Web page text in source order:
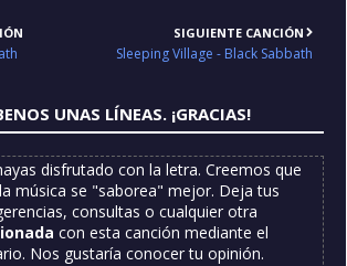
SIGUIENTE CANCIÓN
Sleeping Village - Black Sabbath
UNAS LÍNEAS. ¡GRACIAS!
disfrutado con la letra. Creemos que
música se "saborea" mejor. Deja tus
consultas o cualquier otra
con esta canción mediante el
Nos gustaría conocer tu opinión.